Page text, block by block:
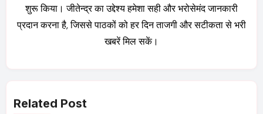
शुरू किया। जीतेन्द्र का उद्देश्य हमेशा सही और भरोसेमंद जानकारी
प्रदान करना है, जिससे पाठकों को हर दिन ताजगी और सटीकता से भरी
खबरें मिल सकें।
Related Post